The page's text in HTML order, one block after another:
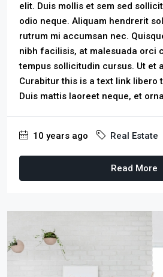
elit. Duis mollis et sem sed
odio neque. Aliquam hendrerit
rutrum mi accumsan nec.
nibh facilisis, at malesuada orci
tempus sollicitudin cursus. Ut et
Curabitur this is a text link libero
Duis mattis laoreet neque, et
10 years ago Real Estate
Read More